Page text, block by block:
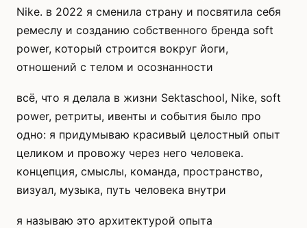
Nike. в 2022 я сменила страну и посвятила себя
ремеслу и созданию собственного бренда soft
power, который строится вокруг йоги,
отношений с телом и осознанности
всё, что я делала в жизни Sektaschool, Nike, soft
power, ретриты, ивенты и события было про
одно: я придумываю красивый целостный опыт
целиком и провожу через него человека.
концепция, смыслы, команда, пространство,
визуал, музыка, путь человека внутри
я называю это архитектурой опыта